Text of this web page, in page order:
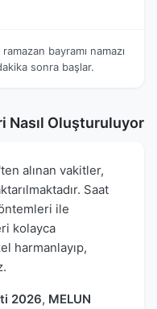
bayramı namazı
sonra başlar.
Nasıl Oluşturuluyor
'ten alınan vakitler,
Saat
ile
kolayca
harmanlayıp,
2026, MELUN